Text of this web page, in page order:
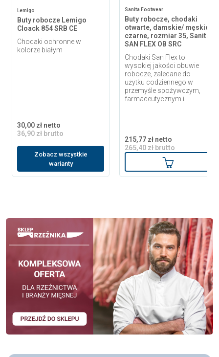
Lemigo
Buty robocze Lemigo
Cloack 854 SRB CE
Chodaki ochronne w
kolorze białym
30,00 zł netto
36,90 zł brutto
Zobacz wszystkie
warianty
Sanita Footwear
Buty robocze, chodaki
otwarte, damskie/ męskie,
czarne, rozmiar 35, Sanita
SAN FLEX OB SRC
Chodaki San Flex to
wysokiej jakości obuwie
robocze, zalecane do
użytku codziennego w
przemyśle spożywczym,
farmaceutycznym i...
215,77 zł netto
265,40 zł brutto
Dodaj do